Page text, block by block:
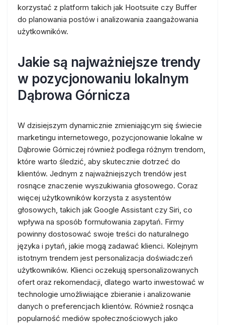
korzystać z platform takich jak Hootsuite czy Buffer
do planowania postów i analizowania zaangażowania
użytkowników.
Jakie są najważniejsze trendy
w pozycjonowaniu lokalnym
Dąbrowa Górnicza
W dzisiejszym dynamicznie zmieniającym się świecie
marketingu internetowego, pozycjonowanie lokalne w
Dąbrowie Górniczej również podlega różnym trendom,
które warto śledzić, aby skutecznie dotrzeć do
klientów. Jednym z najważniejszych trendów jest
rosnące znaczenie wyszukiwania głosowego. Coraz
więcej użytkowników korzysta z asystentów
głosowych, takich jak Google Assistant czy Siri, co
wpływa na sposób formułowania zapytań. Firmy
powinny dostosować swoje treści do naturalnego
języka i pytań, jakie mogą zadawać klienci. Kolejnym
istotnym trendem jest personalizacja doświadczeń
użytkowników. Klienci oczekują spersonalizowanych
ofert oraz rekomendacji, dlatego warto inwestować w
technologie umożliwiające zbieranie i analizowanie
danych o preferencjach klientów. Również rosnąca
popularność mediów społecznościowych jako